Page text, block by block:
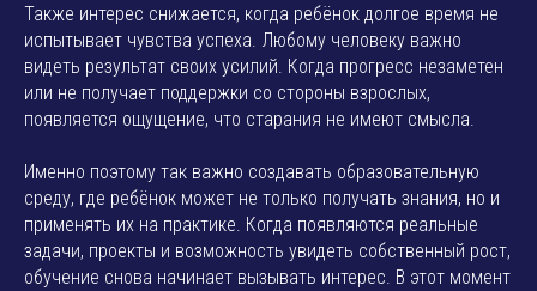
Также интерес снижается, когда ребёнок долгое время не
испытывает чувства успеха. Любому человеку важно
видеть результат своих усилий. Когда прогресс незаметен
или не получает поддержки со стороны взрослых,
появляется ощущение, что старания не имеют смысла.
Именно поэтому так важно создавать образовательную
среду, где ребёнок может не только получать знания, но и
применять их на практике. Когда появляются реальные
задачи, проекты и возможность увидеть собственный рост,
обучение снова начинает вызывать интерес. В этот момент